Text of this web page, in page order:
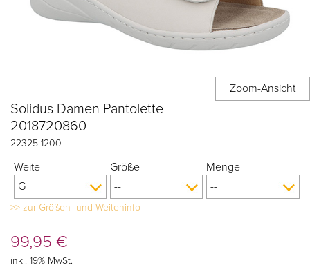
Solidus Damen Pantolette
2018720860
22325-1200
Weite Größe Menge
>> zur Größen- und Weiteninfo
99,95 €
inkl. 19% MwSt.